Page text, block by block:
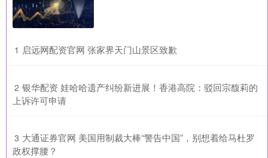
1 ​启远网配资官网 张家界天门山景区致歉
2 ​银华配资 娃哈哈遗产纠纷新进展！香港高院：驳回宗馥莉的
上诉许可申请
3 ​大通证券官网 美国用制裁大棒“警告中国”，别想着给马杜罗
政权撑腰？